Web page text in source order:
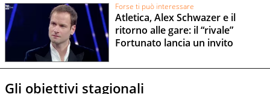
Forse ti può interessare
Atletica, Alex Schwazer e il
ritorno alle gare: il “rivale”
Fortunato lancia un invito
Gli obiettivi stagionali